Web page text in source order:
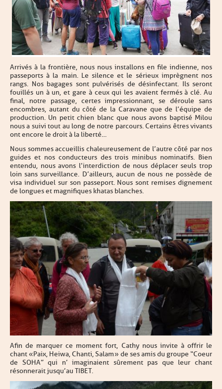
Arrivés à la frontière, nous nous installons en file indienne, nos
passeports à la main. Le silence et le sérieux imprègnent nos
rangs. Nos bagages sont pulvérisés de désinfectant. Ils seront
fouillés un à un, et gare à ceux qui les avaient fermés à clé. Au
final, notre passage, certes impressionnant, se déroule sans
encombres, autant du côté de la Caravane que de l’équipe de
production. Un petit chien blanc que nous avons baptisé Milou
nous a suivi tout au long de notre parcours. Certains êtres vivants
ont encore le droit à la liberté…
Nous sommes accueillis chaleureusement de l’autre côté par nos
guides et nos conducteurs des trois minibus nominatifs. Bien
entendu, nous avons l’interdiction de nous déplacer seuls trop
loin sans surveillance. D’ailleurs, aucun de nous ne possède de
visa individuel sur son passeport. Nous sont remises dignement
de longues et magnifiques khatas blanches.
Afin de marquer ce moment fort, Cathy nous invite à offrir le
chant « Paix, Heiwa, Chanti, Salam » de ses amis du groupe “Coeur
de SOHA” qui n’ imaginaient sûrement pas que leur chant
résonnerait jusqu’au TIBET.